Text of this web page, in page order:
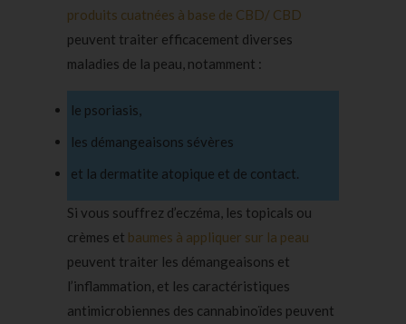
produits cuatnées à base de CBD/ CBD
peuvent traiter efficacement diverses
maladies de la peau, notamment :
le psoriasis,
les démangeaisons sévères
et la dermatite atopique et de contact.
Si vous souffrez d’eczéma, les topicals ou
crèmes et baumes à appliquer sur la peau
peuvent traiter les démangeaisons et
l’inflammation, et les caractéristiques
antimicrobiennes des cannabinoïdes peuvent